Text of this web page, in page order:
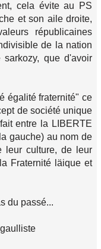
cela évite au PS
et son aile droite,
républicaines
de la nation
que d'avoir
égalité fraternité" ce
de société unique
entre la LIBERTE
gauche) au nom de
leur culture, de leur
Fraternité läique et
du passé...